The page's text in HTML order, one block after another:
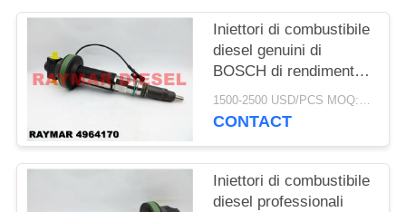
Iniettori di combustibile
diesel genuini di
BOSCH di rendimento
elevato, iniettori diesel
F00BL0J019 di Bosch
1500-2500 USD/PCS MOQ:1pcs
CONTACT
Iniettori di combustibile
diesel professionali